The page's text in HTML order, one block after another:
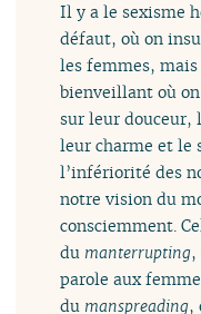
Il y a le sexisme
défaut, où on
les femmes,
bienveillant où
sur leur douceur,
leur charme et le
l’infériorité des
notre vision du
consciemment.
du manterrupting,
parole aux
du manspreading,